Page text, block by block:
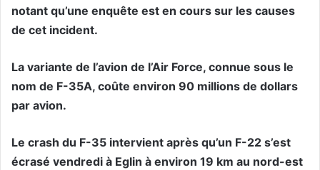
notant qu’une enquête est en cours sur les causes
de cet incident.
La variante de l’avion de l’Air Force, connue sous le
nom de F-35A, coûte environ 90 millions de dollars
par avion.
Le crash du F-35 intervient après qu’un F-22 s’est
écrasé vendredi à Eglin à environ 19 km au nord-est